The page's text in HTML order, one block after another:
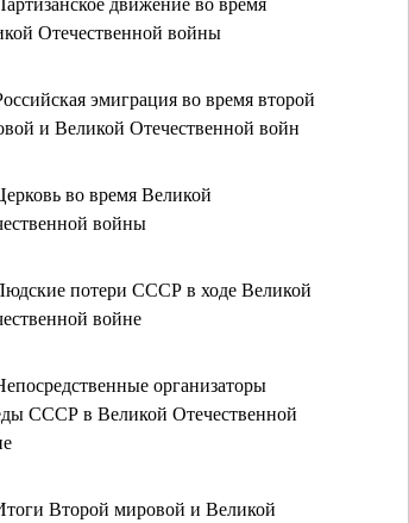
Отечественной войны
эмиграция во время второй
и Великой Отечественной войн
во время Великой
войны
потери СССР в ходе Великой
войне
организаторы
СССР в Великой Отечественной
Второй мировой и Великой